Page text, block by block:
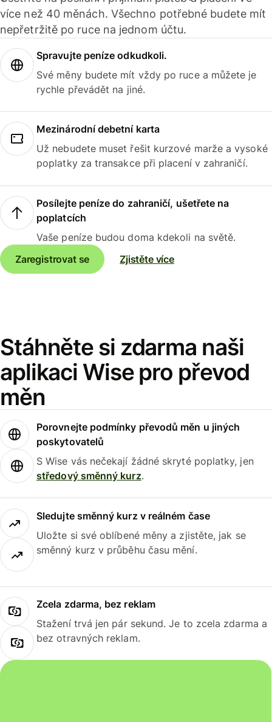
více než 40 měnách. Všechno potřebné budete mít
nepřetržitě po ruce na jednom účtu.
Spravujte peníze odkudkoli.
Své měny budete mít vždy po ruce a můžete je
rychle převádět na jiné.
Mezinárodní debetní karta
Už nebudete muset řešit kurzové marže a vysoké
poplatky za transakce při placení v zahraničí.
Posílejte peníze do zahraničí, ušetřete na
poplatcích
Vaše peníze budou doma kdekoli na světě.
Zaregistrovat se
Zjistěte více
Stáhněte si zdarma naši
aplikaci Wise pro převod
měn
Porovnejte podmínky převodů měn u jiných
poskytovatelů
S Wise vás nečekají žádné skryté poplatky, jen
středový směnný kurz.
Sledujte směnný kurz v reálném čase
Uložte si své oblíbené měny a zjistěte, jak se
směnný kurz v průběhu času mění.
Zcela zdarma, bez reklam
Stažení trvá jen pár sekund. Je to zcela zdarma a
bez otravných reklam.